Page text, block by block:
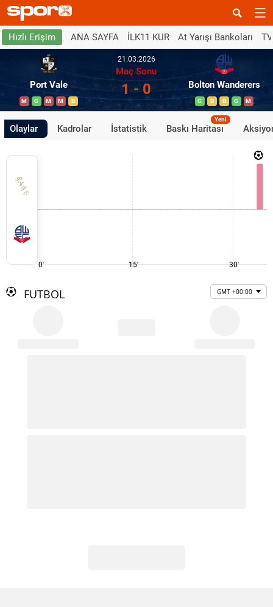
Hızlı Erişim ANA SAYFA İLK11 KUR At Yarışı Bankoları
Port Vale
M G M M B
21.03.2026
Maç Sonu
1 - 0 Bolton Wanderers
G B B G M
Olaylar Kadrolar İstatistik Baskı Haritası
Yeni
0' 15' 30'
FUTBOL GMT +00:00